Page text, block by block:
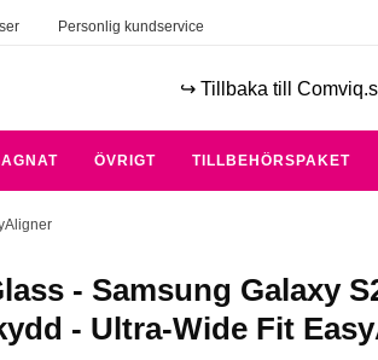
Personlig kundservice
↪️ Tillbaka till
ÖVRIGT TILLBEHÖRSPAKET
- Samsung Galaxy
- Ultra-Wide Fit